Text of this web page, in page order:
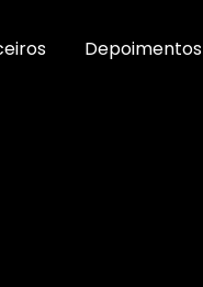
Depoimentos